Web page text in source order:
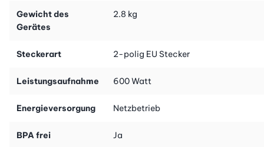
einfach wie noch nie. Drücken, drehen und mischen - so entsteht
im Handumdrehen dein eigenes Superfood.
NutriBullet - Mehr als nur Smoothies!
einzigartig vitaminreiche NutriBlasts. Kreiere köstliche Suppen,
vieles mehr - alles mit einem Gerät!
Gewicht des
Gerätes
2.8 kg
Steckerart 2-polig EU Stecker
Leistungsaufnahme 600 Watt
Energieversorgung Netzbetrieb
BPA frei Ja